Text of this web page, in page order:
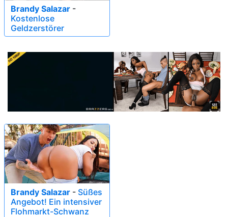
Brandy Salazar -
Kostenlose
Geldzerstörer
Brandy Salazar - Süßes
Angebot! Ein intensiver
Flohmarkt-Schwanz